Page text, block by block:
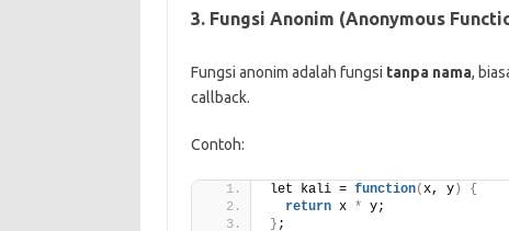
3. Fungsi Anonim (Anonymous
Fungsi anonim adalah fungsi tanpa nama,
callback.
Contoh:
let kali = function(x, y)
{
return x * y;
} ;